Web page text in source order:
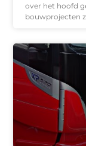
over het hoofd
bouwprojecten